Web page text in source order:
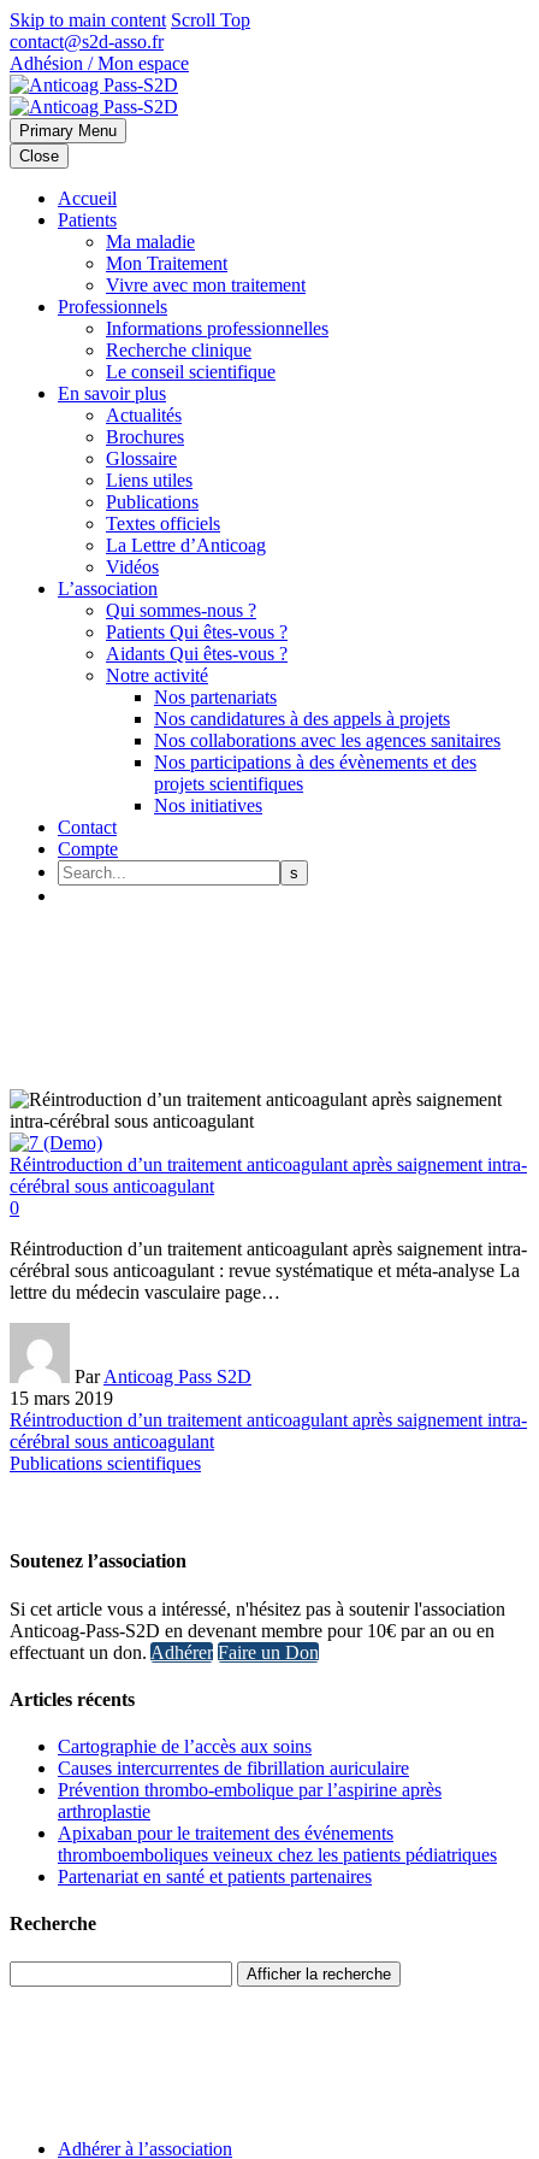
Skip to main content Scroll Top
contact@s2d-asso.fr
Adhésion / Mon espace
Primary Menu
Close
Accueil
Patients
Ma maladie
Mon Traitement
Vivre avec mon traitement
Professionnels
Informations professionnelles
Recherche clinique
Le conseil scientifique
En savoir plus
Actualités
Brochures
Glossaire
Liens utiles
Publications
Textes officiels
La Lettre d’Anticoag
Vidéos
L’association
Qui sommes-nous ?
Patients Qui êtes-vous ?
Aidants Qui êtes-vous ?
Notre activité
Nos partenariats
Nos candidatures à des appels à projets
Nos collaborations avec les agences sanitaires
Nos participations à des évènements et des
projets scientifiques
Nos initiatives
Contact
Compte
Réintroduction d’un traitement anticoagulant après saignement intra-
cérébral sous anticoagulant
0
Réintroduction d’un traitement anticoagulant après saignement intra-
cérébral sous anticoagulant : revue systématique et méta-analyse La
lettre du médecin vasculaire page…
ParAnticoag Pass S2D
15 mars 2019
Réintroduction d’un traitement anticoagulant après saignement intra-
cérébral sous anticoagulant
Publications scientifiques
Soutenez l’association
Si cet article vous a intéressé, n'hésitez pas à soutenir l'association
Anticoag-Pass-S2D en devenant membre pour 10€ par an ou en
effectuant un don. Adhérer Faire un Don
Articles récents
Cartographie de l’accès aux soins
Causes intercurrentes de fibrillation auriculaire
Prévention thrombo-embolique par l’aspirine après
arthroplastie
Apixaban pour le traitement des événements
thromboemboliques veineux chez les patients pédiatriques
Partenariat en santé et patients partenaires
Recherche
Afficher la recherche
Adhérer à l’association